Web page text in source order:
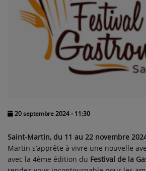
LES ÉVENTS DE VOS ÎLES
PEOPLE
Tous vos jeux
20 septembre 2024 - 11:30
Saint-Martin, du 11 au 22 novembre
Martin s’apprête à vivre une nouvelle
avec la 4ème édition du Festival de la